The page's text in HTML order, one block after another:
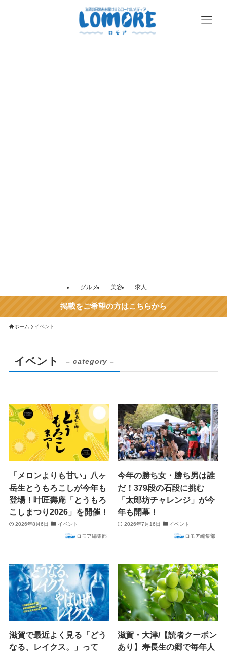
グルメ 美容 求人
掲載をご希望の方はこちらから
ホーム イベント
イベント – category –
「メロンよりも甘い」八ヶ
岳生とうもろこしが今年も
登場！叶匠壽庵「とうもろ
こしまつり2026」を開催！
2026年8月6日 イベント
ロモア編集部
今年の勝ち女・勝ち男は誰
だ！379段の石段に挑む
「太郎坊チャレンジ」が今
年も開幕！
2026年7月16日 イベント
ロモア編集部
滋賀で最近よく見る「どう
なる、レイクス。」って
滋賀・大津/【読者クーポン
あり】寿長生の郷で毎年人